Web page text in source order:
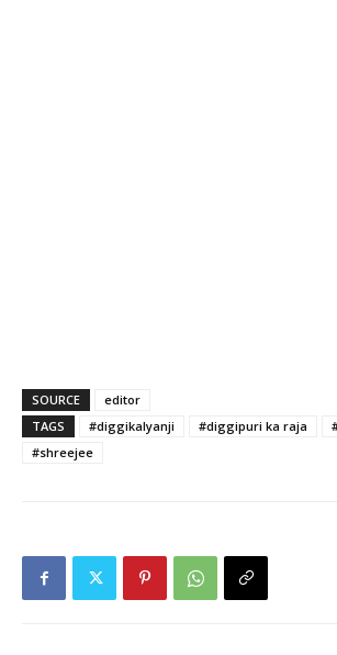
SOURCE
editor
TAGS
#diggikalyanji #diggipuri ka raja
#shreejee